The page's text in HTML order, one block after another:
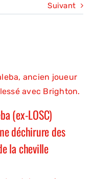
Suivant
(ex-LOSC)
déchirure des
la cheville